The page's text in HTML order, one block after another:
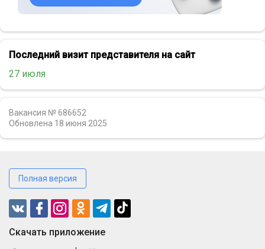
Последний визит представителя на сайт
27 июля
Вакансия № 686652
Обновлена 18 июня 2025
Полная версия
Cкачать приложение